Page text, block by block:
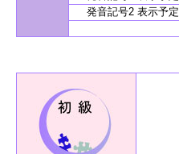
発音記号2 表示予定